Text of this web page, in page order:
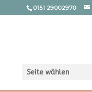
0151 29002970
Seite wählen